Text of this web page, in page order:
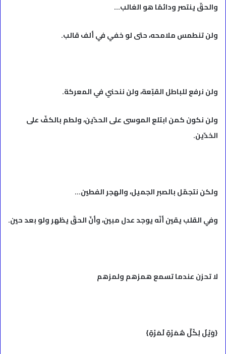
والحقّ ينتصر ودائمًا هو الغالب…
ولن تنطمس ملامحه، حتى لو خفي في ألف قالب.
ولن نرفع للباطل القبّعة، ولن ننحني في المعركة.
ولن نكون كمن ابتلع الموسى على الحدّين، ولطم بالكفّ على
الخدّين.
ولكن نتجمّل بالصبر الجميل، والهجر الفطين…
وفي القلب يقين أنّه يوجد عدل مبين، وأنّ الحقّ يظهر ولو بعد حين.
لا تحزن عندما تسمع همزهم ولمزهم
{وَيْلٌ لِكُلِّ هُمَزَةٍ لُمَزَةٍ}